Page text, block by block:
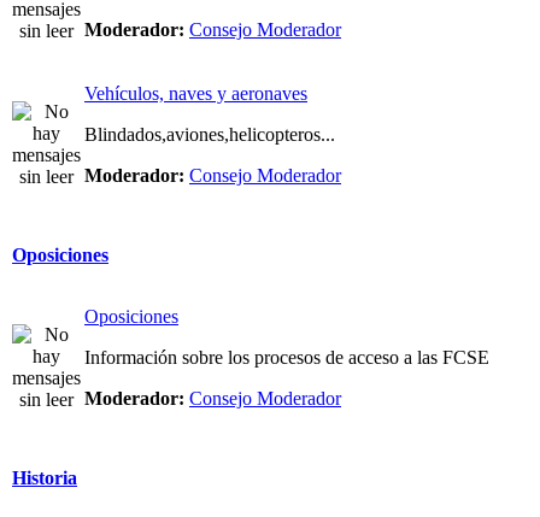
Moderador: Consejo Moderador
Vehículos, naves y aeronaves
Blindados,aviones,helicopteros...
Moderador: Consejo Moderador
Oposiciones
Oposiciones
Información sobre los procesos de acceso a las FCSE
Moderador: Consejo Moderador
Historia